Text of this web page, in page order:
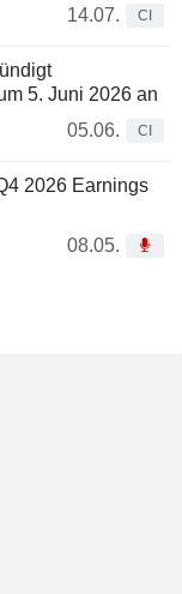
14.07.
CI
5. Juni 2026 an
05.06.
CI
2026 Earnings
08.05.